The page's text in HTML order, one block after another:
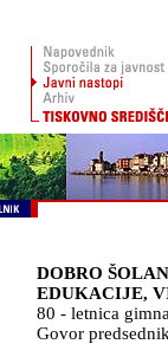
DOBRO
EDUKACIJE,
80 - letnica
Govor